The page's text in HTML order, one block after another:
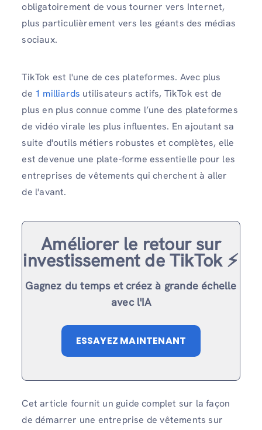
obligatoirement de vous tourner vers Internet,
plus particulièrement vers les géants des médias
sociaux.
TikTok est l'une de ces plateformes. Avec plus
de 1 milliards utilisateurs actifs, TikTok est de
plus en plus connue comme l’une des plateformes
de vidéo virale les plus influentes. En ajoutant sa
suite d'outils métiers robustes et complètes, elle
est devenue une plate-forme essentielle pour les
entreprises de vêtements qui cherchent à aller
de l'avant.
Améliorer le retour sur
investissement de TikTok ⚡️
Gagnez du temps et créez à grande échelle
avec l'IA
ESSAYEZ MAINTENANT
Cet article fournit un guide complet sur la façon
de démarrer une entreprise de vêtements sur